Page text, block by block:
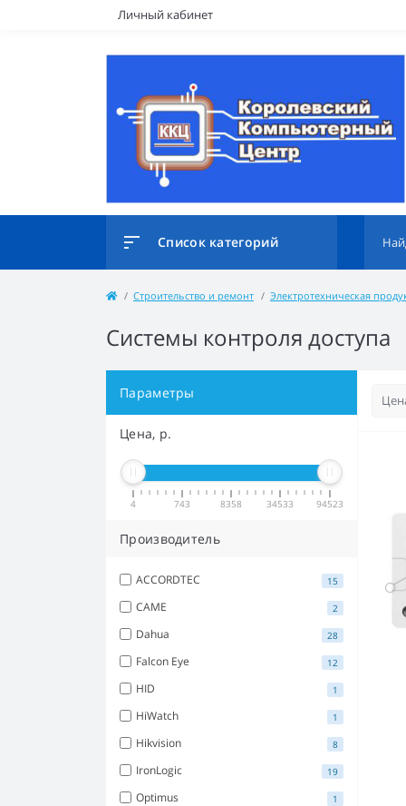
Личный кабинет
Список категорий
Строительство и ремонт Электротехническая
Системы контроля доступа
Параметры
Цена, р.
4 743 8358 34533 94523
Производитель
ACCORDTEC 15
CAME 2
Dahua 28
Falcon Eye 12
HID 1
HiWatch 1
Hikvision 8
IronLogic 19
Optimus 1